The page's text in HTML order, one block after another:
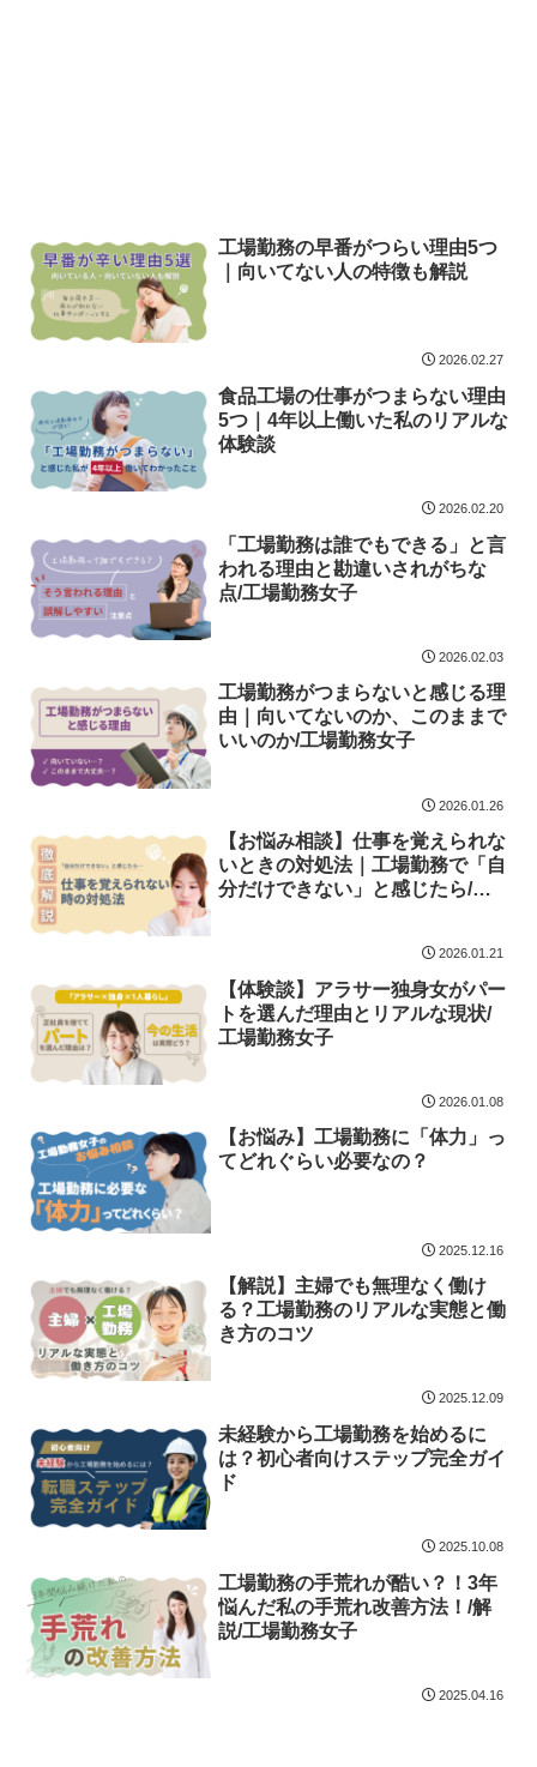
工場勤務の早番がつらい理由5つ
｜向いてない人の特徴も解説
2026.02.27
食品工場の仕事がつまらない理由
5つ｜4年以上働いた私のリアルな
体験談
2026.02.20
「工場勤務は誰でもできる」と言
われる理由と勘違いされがちな
点/工場勤務女子
2026.02.03
工場勤務がつまらないと感じる理
由｜向いてないのか、このままで
いいのか/工場勤務女子
2026.01.26
【お悩み相談】仕事を覚えられな
いときの対処法｜工場勤務で「自
分だけできない」と感じたら/工
2026.01.21
【体験談】アラサー独身女がパー
トを選んだ理由とリアルな現状/
工場勤務女子
2026.01.08
【お悩み】工場勤務に「体力」っ
てどれぐらい必要なの？
2025.12.16
【解説】主婦でも無理なく働け
る？工場勤務のリアルな実態と働
き方のコツ
2025.12.09
未経験から工場勤務を始めるに
は？初心者向けステップ完全ガイ
ド
2025.10.08
工場勤務の手荒れが酷い？！3年
悩んだ私の手荒れ改善方法！/解
説/工場勤務女子
2025.04.16